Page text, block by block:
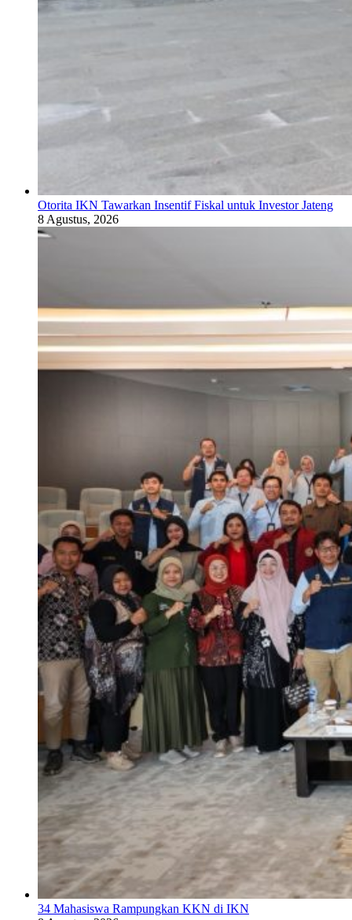
Otorita IKN Tawarkan Insentif Fiskal untuk Investor Jateng
8 Agustus, 2026
34 Mahasiswa Rampungkan KKN di IKN